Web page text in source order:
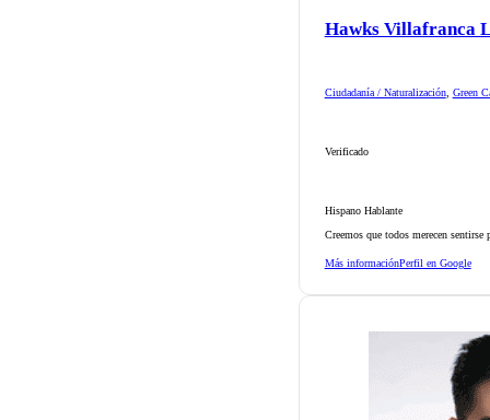
Hawks Villafranca
Ciudadanía / Naturalización, Green
Verificado
Hispano Hablante
Creemos que todos merecen
Más informaciónPerfil en Google